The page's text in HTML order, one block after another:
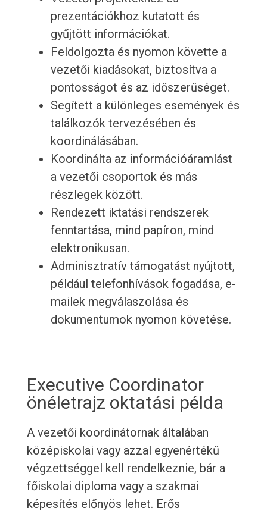
prezentációkhoz kutatott és
gyűjtött információkat.
Feldolgozta és nyomon követte a
vezetői kiadásokat, biztosítva a
pontosságot és az időszerűséget.
Segített a különleges események és
találkozók tervezésében és
koordinálásában.
Koordinálta az információáramlást
a vezetői csoportok és más
részlegek között.
Rendezett iktatási rendszerek
fenntartása, mind papíron, mind
elektronikusan.
Adminisztratív támogatást nyújtott,
például telefonhívások fogadása, e-
mailek megválaszolása és
dokumentumok nyomon követése.
Executive Coordinator
önéletrajz oktatási példa
A vezetői koordinátornak általában
középiskolai vagy azzal egyenértékű
végzettséggel kell rendelkeznie, bár a
főiskolai diploma vagy a szakmai
képesítés előnyös lehet. Erős